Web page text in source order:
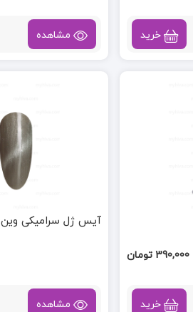
خرید مشاهده
390,000 تومان
خرید
آیس ژل سرامیکی وین 249
مشاهده